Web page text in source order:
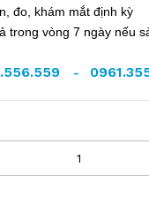
đo, khám mắt định kỳ
trong vòng 7 ngày nếu
-